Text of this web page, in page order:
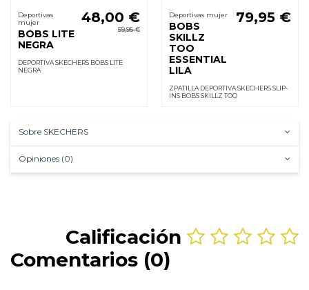
Deportivas
mujer
BOBS LITE
NEGRA
48,00 €
59,95 €
DEPORTIVA SKECHERS BOBS LITE
NEGRA
Deportivas mujer
BOBS
SKILLZ
TOO
ESSENTIAL
LILA
79,95 €
ZPATILLA DEPORTIVA SKECHERS SLIP-
INS BOBS SKILLZ TOO
Sobre SKECHERS
Opiniones (0)
Calificación
Comentarios (0)